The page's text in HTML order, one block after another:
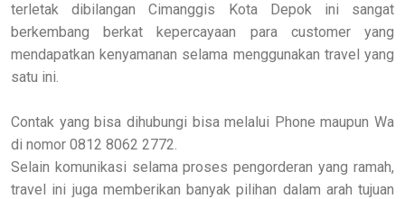
terletak dibilangan Cimanggis Kota Depok ini sangat
berkembang berkat kepercayaan para customer yang
mendapatkan kenyamanan selama menggunakan travel yang
satu ini.
Contak yang bisa dihubungi bisa melalui Phone maupun Wa
di nomor 0812 8062 2772.
Selain komunikasi selama proses pengorderan yang ramah,
travel ini juga memberikan banyak pilihan dalam arah tujuan